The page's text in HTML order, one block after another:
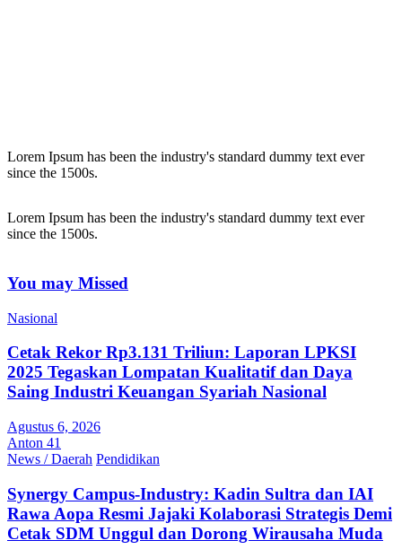
Lorem Ipsum has been the industry's standard dummy text ever
since the 1500s.
Lorem Ipsum has been the industry's standard dummy text ever
since the 1500s.
You may Missed
Nasional
Cetak Rekor Rp3.131 Triliun: Laporan LPKSI
2025 Tegaskan Lompatan Kualitatif dan Daya
Saing Industri Keuangan Syariah Nasional
Agustus 6, 2026
Anton 41
News / Daerah Pendidikan
Synergy Campus-Industry: Kadin Sultra dan IAI
Rawa Aopa Resmi Jajaki Kolaborasi Strategis Demi
Cetak SDM Unggul dan Dorong Wirausaha Muda